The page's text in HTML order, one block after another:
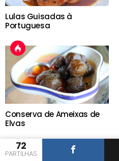
72
PARTILHAS
Lulas Guisadas à
Portuguesa
Conserva de Ameixas de
Elvas